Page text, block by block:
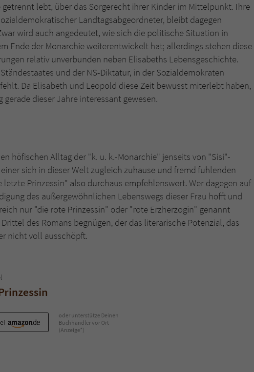
lebt, über das Sorgerecht ihrer Kinder im Mittelpunkt. Ihre
Landtagsabgeordneter, bleibt dagegen
wird auch angedeutet, wie sich die politische Situation in
Ende der Monarchie weiterentwickelt hat; allerdings stehen diese
relativ unverbunden neben Elisabeths Lebensgeschichte.
und der NS-Diktatur, in der Sozialdemokraten
Da Elisabeth und Leopold diese Zeit bewusst miterlebt haben,
dieser Jahre interessant gewesen.
höfischen Alltag der "k. u. k.-Monarchie" jenseits von "Sisi"-
sich in dieser Welt zugleich zuhause und fremd fühlenden
Prinzessin" also durchaus empfehlenswert. Wer dagegen auf
des außergewöhnlichen Lebenswegs dieser Frau hofft und
nur "die rote Prinzessin" oder "rote Erzherzogin" genannt
des Romans begnügen, der das literarische Potenzial, das
nicht voll ausschöpft.
oder unterstütze Deinen
Buchhändler vor Ort
(Anzeige*)